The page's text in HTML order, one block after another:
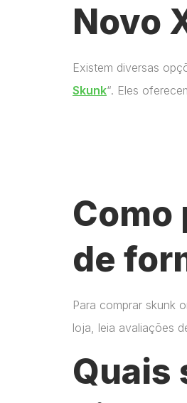
Novo
Existem diversas
Skunk“. Eles
Como
de
Para comprar skunk
loja, leia avaliações
Quais